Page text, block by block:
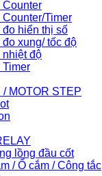
Timer
hiển thị số
xung/ tốc độ
độ
/ MOTOR STEP
lồng đầu cốt
/ Ổ cắm / Công tắc